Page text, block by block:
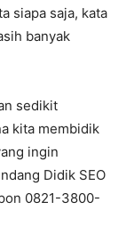
siapa saja, kata
banyak
sedikit
kita membidik
ingin
Didik SEO
0821-3800-